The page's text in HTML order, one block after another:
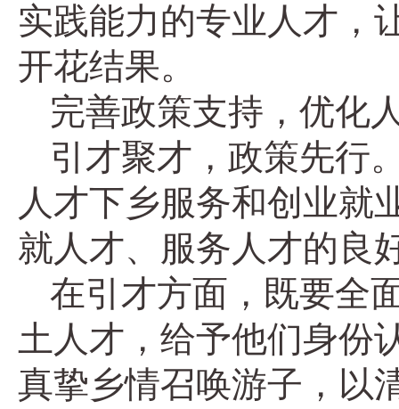
实践能力的专业人才，
开花结果。
完善政策支持，优化
引才聚才，政策先行
人才下乡服务和创业就
就人才、服务人才的良
在引才方面，既要全
土人才，给予他们身份
真挚乡情召唤游子，以